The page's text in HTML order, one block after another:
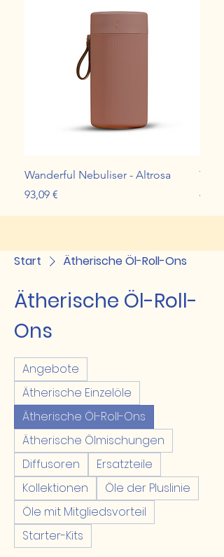
Wanderful Nebuliser - Altrosa
Preis
93,09 €
Preis
48,01
Start Ätherische Öl-Roll-Ons
Ätherische Öl-Roll-
Ons
Angebote
Ätherische Einzelöle
Ätherische Öl-Roll-Ons
Ätherische Ölmischungen
Diffusoren
Ersatzteile
Kollektionen
Öle der Pluslinie
Öle mit Mitgliedsvorteil
Starter-Kits